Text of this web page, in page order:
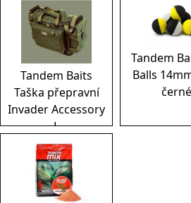
Tandem Baits
Taška přepravní
Invader Accessory
L
Tandem
Balls
černé